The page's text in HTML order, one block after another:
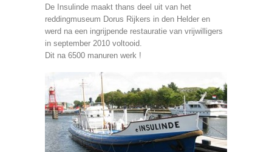
De Insulinde maakt thans deel uit van het
reddingmuseum Dorus Rijkers in den Helder en
werd na een ingrijpende restauratie van vrijwilligers
in september 2010 voltooid.
Dit na 6500 manuren werk !